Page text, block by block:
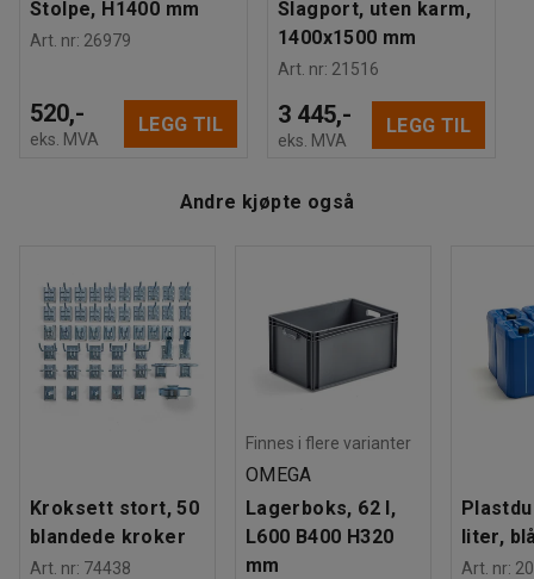
Stolpe, H1400 mm
Art. nr: 26979
520,-
eks. MVA
LEGG TIL
Slagport, uten karm,
1400x1500 mm
Art. nr: 21516
3 445,-
eks. MVA
LEGG TIL
Andre kjøpte også
Kroksett stort, 50
blandede kroker
Art. nr: 74438
Finnes i flere varianter
OMEGA
Lagerboks, 62 l,
L600 B400 H320
mm
liter,
Art. nr: